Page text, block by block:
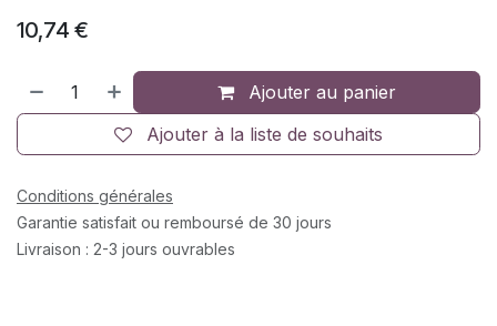
10,74 €
Ajouter au panier
Ajouter à la liste de souhaits
Conditions générales
Garantie satisfait ou remboursé de 30 jours
Livraison : 2-3 jours ouvrables